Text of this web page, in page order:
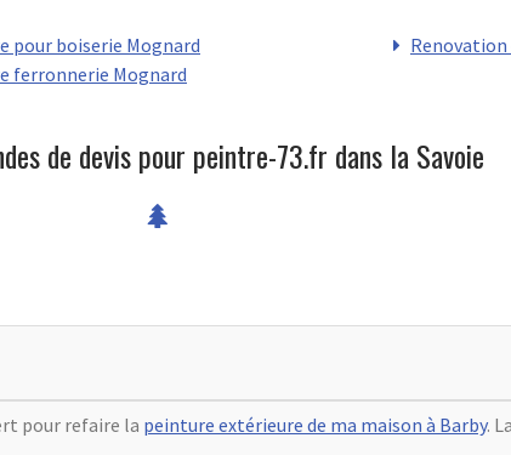
pour boiserie Mognard
ferronnerie Mognard
de devis pour peintre-73.fr dans la Savoie
pour refaire la peinture extérieure de ma maison à Barby.